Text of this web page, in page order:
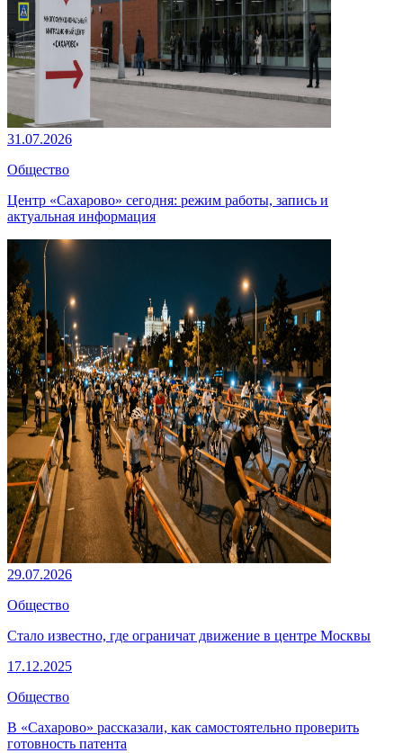
31.07.2026
Общество
Центр «Сахарово» сегодня: режим работы, запись и
актуальная информация
29.07.2026
Общество
Стало известно, где ограничат движение в центре Москвы
17.12.2025
Общество
В «Сахарово» рассказали, как самостоятельно проверить
готовность патента